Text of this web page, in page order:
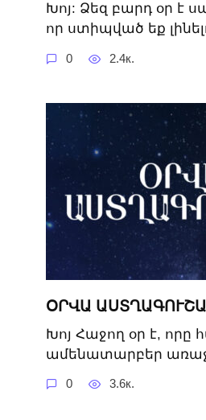
Խոյ: Ձեզ բարդ օր է
որ ստիպված եք
0 2.4к.
ՕՐՎԱ
Խոյ Հաջող օր է, որը
ամենատարբեր
0 3.6к.